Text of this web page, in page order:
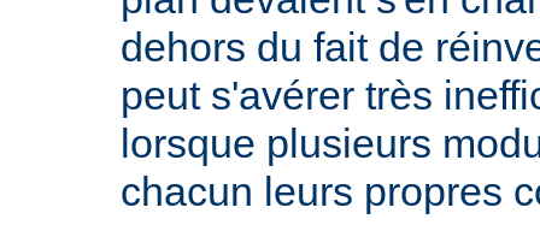
dehors du fait de
peut s'avérer très
lorsque plusieurs
chacun leurs propres